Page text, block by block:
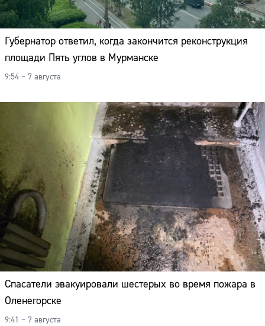
Губернатор ответил, когда закончится реконструкция
площади Пять углов в Мурманске
9:54 – 7 августа
Спасатели эвакуировали шестерых во время пожара в
Оленегорске
9:41 – 7 августа